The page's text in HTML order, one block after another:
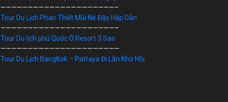
—————————————————————–
Tour Du Lịch Phan Thiết Mũi Né Đầy Hấp Dẫn
—————————————————————–
Tour Du lịch phú Quốc Ở Resort 3 Sao
——————————————————————
Tour Du Lịch BangKok – Pattaya Đi Lẫn Khứ Hồi